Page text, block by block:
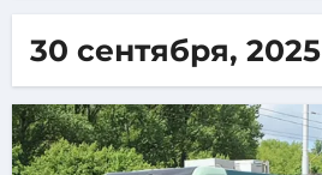
30 сентября, 2025